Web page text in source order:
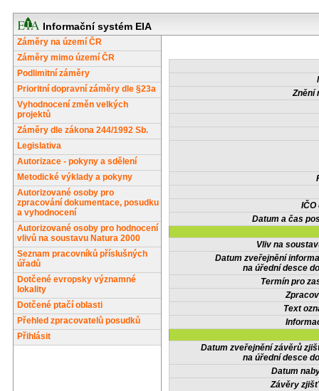
Informační systém EIA
Záměry na území ČR
Záměry mimo území ČR
Podlimitní záměry
Prioritní dopravní záměry dle §23a
Vyhodnocení změn velkých
projektů
Záměry dle zákona 244/1992 Sb.
Legislativa
Autorizace - pokyny a sdělení
Metodické výklady a pokyny
Autorizované osoby pro
zpracování dokumentace, posudku
a vyhodnocení
Autorizované osoby pro hodnocení
vlivů na soustavu Natura 2000
Seznam pracovníků příslušných
úřadů
Dotčené evropsky významné
lokality
Dotčené ptačí oblasti
Přehled zpracovatelů posudků
Přihlásit
Znění
IČO
Datum a čas
Vliv na
Datum zveřejnění
na úřední desce
Termín pro
Text
Datum zveřejnění závěrů
na úřední desce
Datum
Závěry